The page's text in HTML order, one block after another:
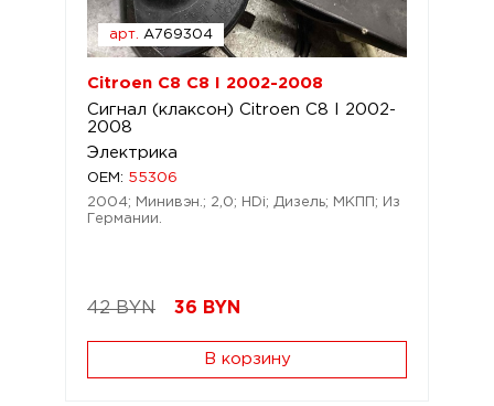
арт. A769304
Citroen C8 C8 I 2002-2008
Сигнал (клаксон) Citroen C8 I 2002-
2008
Электрика
OEM: 55306
2004; Минивэн.; 2,0; HDi; Дизель; МКПП; Из
Германии.
42 BYN 36 BYN
В корзину